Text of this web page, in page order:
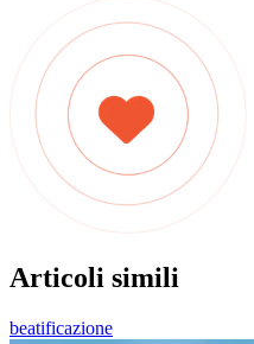
Articoli simili
beatificazione